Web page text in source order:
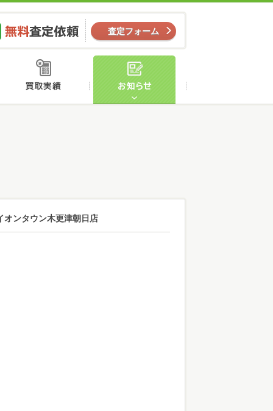
無料査定依頼
査定フォーム
店舗案内 買取実績
オンタウン木更津朝日店